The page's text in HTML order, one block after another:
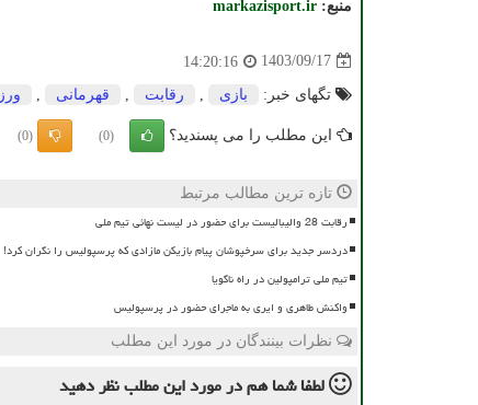
منبع: markazisport.ir
1403/09/17
14:20:16
تگهای خبر: بازی رقابت قهرمانی
این مطلب را می پسندید؟ (0)
(0)
تازه ترین مطالب مرتبط
رقابت 28 والیبالیست برای حضور در لیست نهائی تیم ملی
دردسر جدید برای سرخپوشان پیام بازیکن مازادی که پرسپولیس را نگران کرد!
تیم ملی ترامپولین در راه ناگویا
واکنش طاهری و ایری به ماجرای حضور در پرسپولیس
نظرات بینندگان در مورد این مطلب
لطفا شما همدر مورد این مطلبنظر دهید